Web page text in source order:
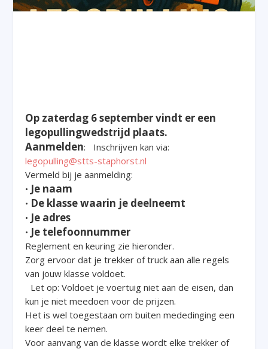
Op zaterdag 6 september vindt er een
legopullingwedstrijd plaats.
Aanmelden: Inschrijven kan via:
legopulling@stts-staphorst.nl
Vermeld bij je aanmelding:
• Je naam
• De klasse waarin je deelneemt
• Je adres
• Je telefoonnummer
Reglement en keuring zie hieronder.
Zorg ervoor dat je trekker of truck aan alle regels
van jouw klasse voldoet.
Let op: Voldoet je voertuig niet aan de eisen, dan
kun je niet meedoen voor de prijzen.
Het is wel toegestaan om buiten mededinging een
keer deel te nemen.
Voor aanvang van de klasse wordt elke trekker of